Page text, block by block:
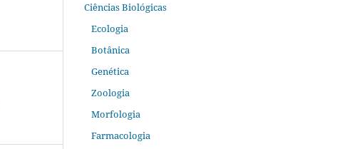
Ciências Biológicas
Ecologia
Botânica
Genética
Zoologia
Morfologia
Farmacologia